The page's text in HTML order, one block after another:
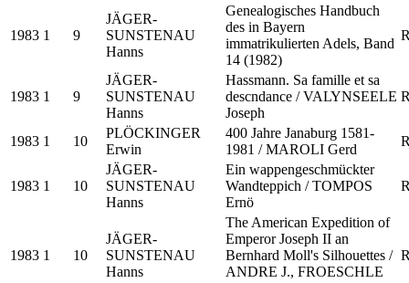
1983 1 9
JÄGER-
SUNSTENAU
Hanns
Genealogisches Handbuch
des in Bayern
immatrikulierten Adels, Band
14 (1982)
1983 1 9
JÄGER-
SUNSTENAU
Hanns
Hassmann. Sa famille et sa
descndance / VALYNSEELE
Joseph
1983 1 10
PLÖCKINGER
Erwin
400 Jahre Janaburg 1581-
1981 / MAROLI Gerd
1983 1 10
JÄGER-
SUNSTENAU
Hanns
Ein wappengeschmückter
Wandteppich / TOMPOS
Ernö
1983 1 10
JÄGER-
SUNSTENAU
Hanns
The American Expedition of
Emperor Joseph II an
Bernhard Moll's Silhouettes /
ANDRE J., FROESCHLE